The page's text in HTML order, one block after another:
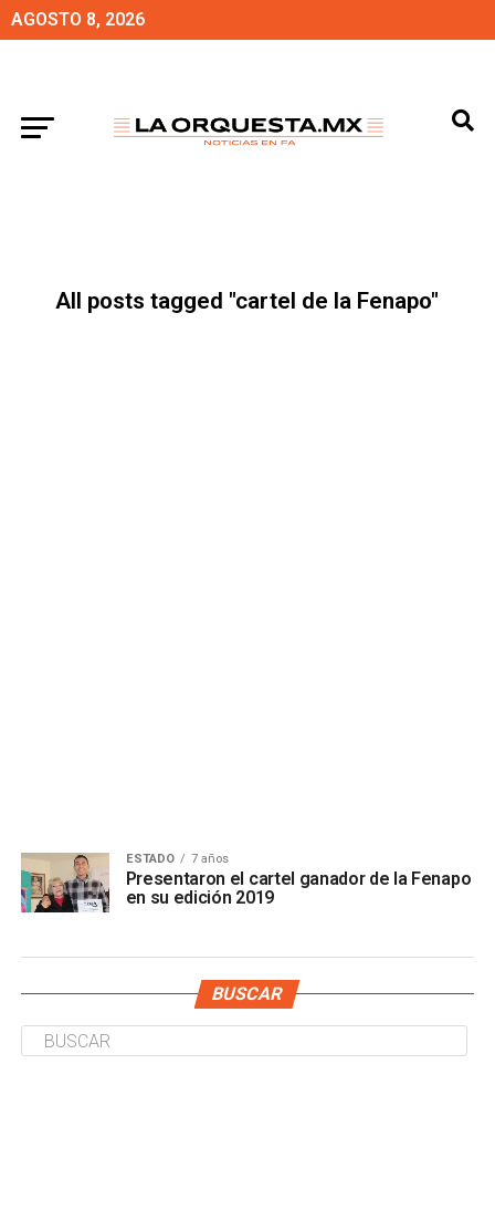
AGOSTO 8, 2026
All posts tagged "cartel de la Fenapo"
ESTADO 7 años
Presentaron el cartel ganador de la Fenapo
en su edición 2019
BUSCAR